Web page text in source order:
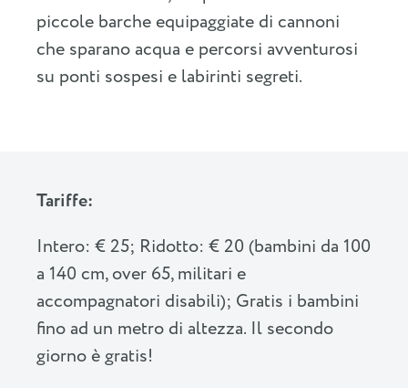
piccole barche equipaggiate di cannoni
che sparano acqua e percorsi avventurosi
su ponti sospesi e labirinti segreti.
Tariffe:
Intero: € 25; Ridotto: € 20 (bambini da 100
a 140 cm, over 65, militari e
accompagnatori disabili); Gratis i bambini
fino ad un metro di altezza. Il secondo
giorno è gratis!